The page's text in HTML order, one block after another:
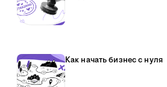
Как начать бизнес с нуля